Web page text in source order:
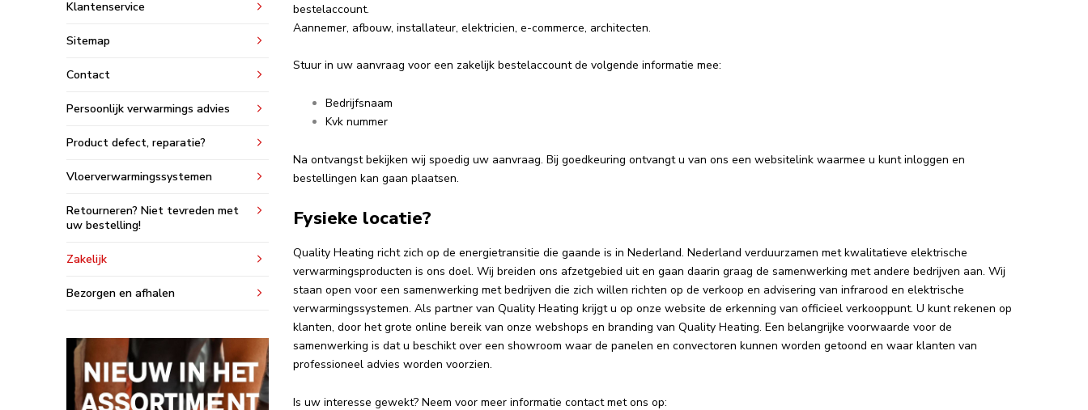
bestelaccount.
Aannemer, afbouw, installateur, elektricien, e-commerce, architecten.
Stuur in uw aanvraag voor een zakelijk bestelaccount de volgende informatie mee:
Bedrijfsnaam
Kvk nummer
Na ontvangst bekijken wij spoedig uw aanvraag. Bij goedkeuring ontvangt u van ons een websitelink waarmee u kunt inloggen en
bestellingen kan gaan plaatsen.
Fysieke locatie?
Quality Heating richt zich op de energietransitie die gaande is in Nederland. Nederland verduurzamen met kwalitatieve elektrische
verwarmingsproducten is ons doel. Wij breiden ons afzetgebied uit en gaan daarin graag de samenwerking met andere bedrijven aan. Wij
staan open voor een samenwerking met bedrijven die zich willen richten op de verkoop en advisering van infrarood en elektrische
verwarmingssystemen. Als partner van Quality Heating krijgt u op onze website de erkenning van officieel verkooppunt. U kunt rekenen op
klanten, door het grote online bereik van onze webshops en branding van Quality Heating. Een belangrijke voorwaarde voor de
samenwerking is dat u beschikt over een showroom waar de panelen en convectoren kunnen worden getoond en waar klanten van
professioneel advies worden voorzien.
Is uw interesse gewekt? Neem voor meer informatie contact met ons op:
Klantenservice
Sitemap
Contact
Persoonlijk verwarmings advies
Product defect, reparatie?
Vloerverwarmingssystemen
Retourneren? Niet tevreden met
uw bestelling!
Zakelijk
Bezorgen en afhalen